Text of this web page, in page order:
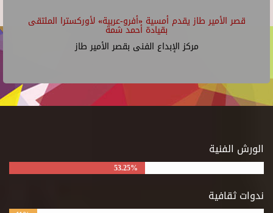
قصر الأمير طاز يقدم أمسية «أفرو-عربية» لأوركسترا الملتقى
بقيادة أحمد شمة
مركز الإبداع الفنى بقصر الأمير طاز
الورش الفنية
53.25%
ندوات ثقافية